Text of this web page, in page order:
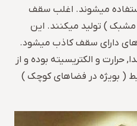
میشوند. اغلب سقف
) تولید میکنند. این
های دارای سقف کاذب میشود.
و الکتریسیته بوده و از
( بویژه در فضاهای کوچک )